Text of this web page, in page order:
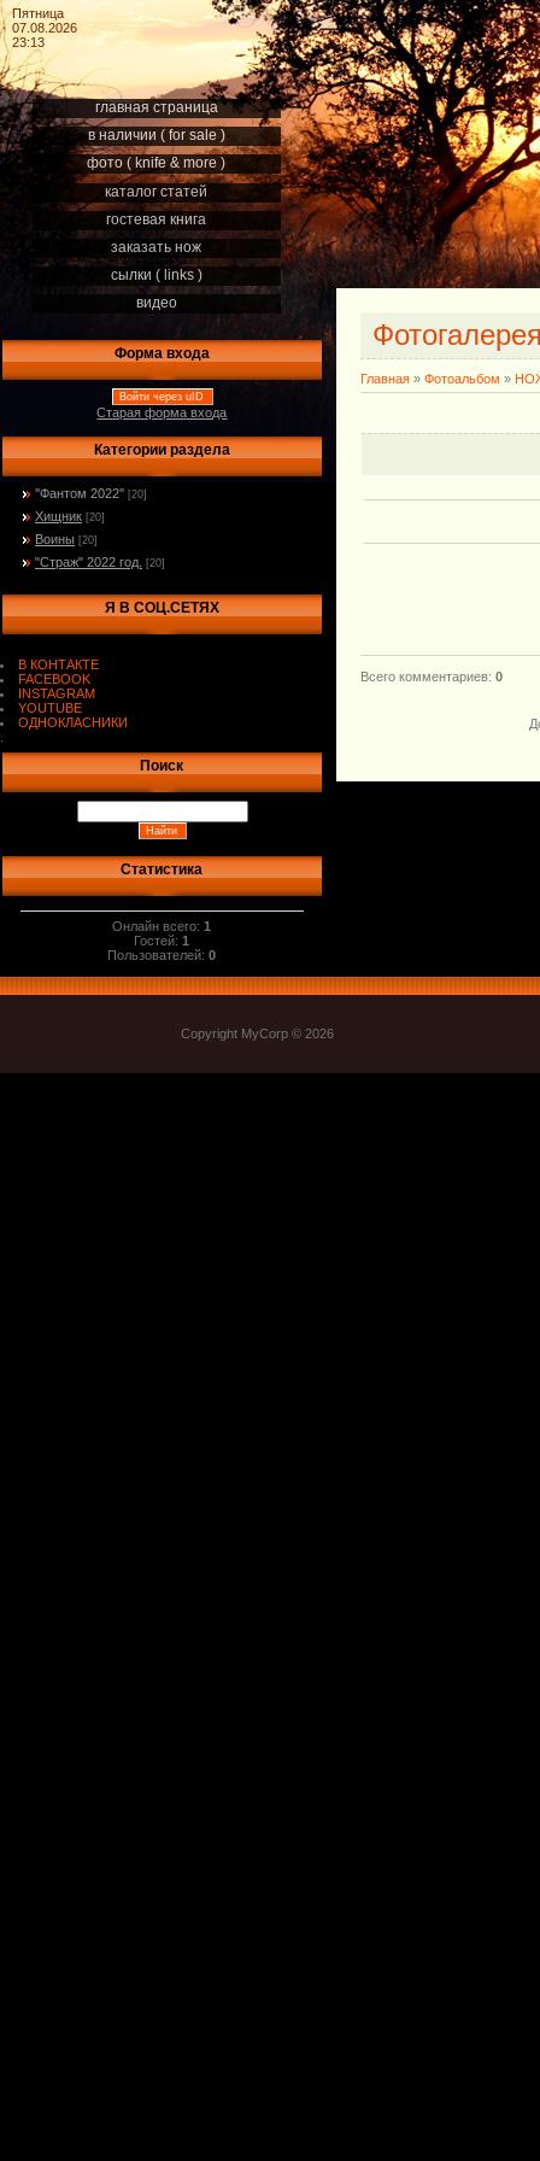
Пятница
07.08.2026
23:13
главная страница
в наличии ( for sale )
фото ( knife & more )
каталог статей
гостевая книга
заказать нож
сылки ( links )
видео
Форма входа
Войти через uID
Старая форма входа
Категории раздела
''Фантом 2022'' [20]
Хищник [20]
Воины [20]
"Страж" 2022 год. [20]
Я В СОЦ.СЕТЯХ
В КОНТАКТЕ
FACEBOOK
INSTAGRAM
YOUTUBE
ОДНОКЛАСНИКИ
Поиск
Статистика
Онлайн всего:1
Гостей:1
Пользователей:0
Главная » Фотоальбом »
Всего комментариев: 0
Copyright MyCorp © 2026